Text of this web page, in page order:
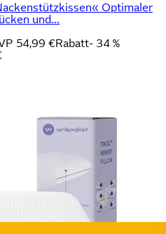
Optimaler
und...
54,99 €Rabatt- 34 %